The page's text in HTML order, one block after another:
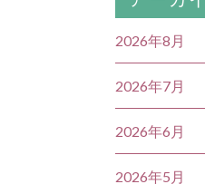
2026年8月
2026年7月
2026年6月
2026年5月